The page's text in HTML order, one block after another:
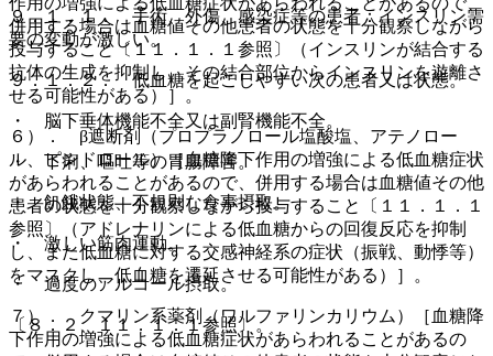
併用する場合は血糖値その他患者の状態を十分観察しながら
投与すること〔１１．１．１参照〕（インスリンが結合する
抗体の生成を抑制し、その結合部位からインスリンを遊離さ
せる可能性がある）］。
６）． β遮断剤（プロプラノロール塩酸塩、アテノロー
ル、ピンドロール）［血糖降下作用の増強による低血糖症状
があらわれることがあるので、併用する場合は血糖値その他
患者の状態を十分観察しながら投与すること〔１１．１．１
参照〕（アドレナリンによる低血糖からの回復反応を抑制
し、また低血糖に対する交感神経系の症状（振戦、動悸等）
をマスクし、低血糖を遷延させる可能性がある）］。
７）． クマリン系薬剤（ワルファリンカリウム）［血糖降
下作用の増強による低血糖症状があらわれることがあるの
９．１．１． 手術、外傷、感染症等の患者：インスリン需
要の変動が激しい。
９．１．２． 低血糖を起こしやすい次の患者又は状態。
・ 脳下垂体機能不全又は副腎機能不全。
・ 下痢、嘔吐等の胃腸障害。
・ 飢餓状態、不規則な食事摂取。
・ 激しい筋肉運動。
・ 過度のアルコール摂取。
〔８．２、１１．１．１参照〕。